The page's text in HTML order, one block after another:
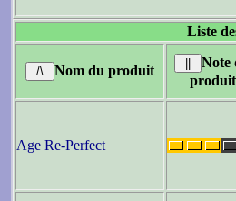
Liste
Nom du produit
Note
produit
Age Re-Perfect